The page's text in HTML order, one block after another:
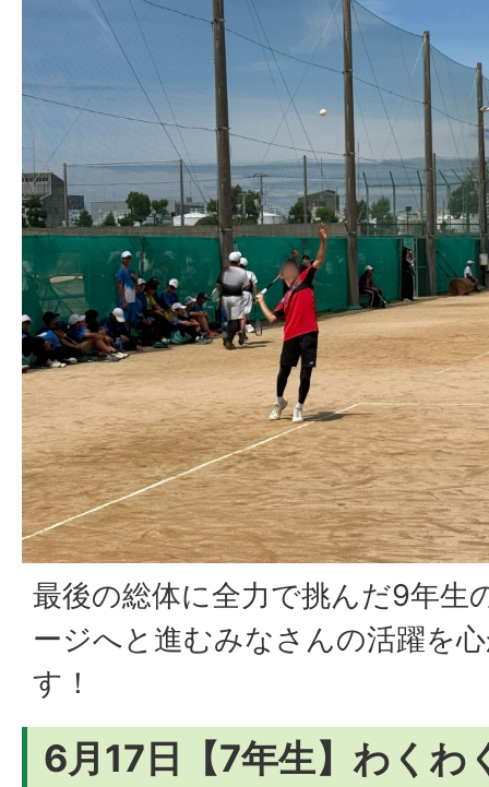
最後の総体に全力で挑んだ9年生
ージへと進むみなさんの活躍を
す！
6月17日【7年生】わくわ